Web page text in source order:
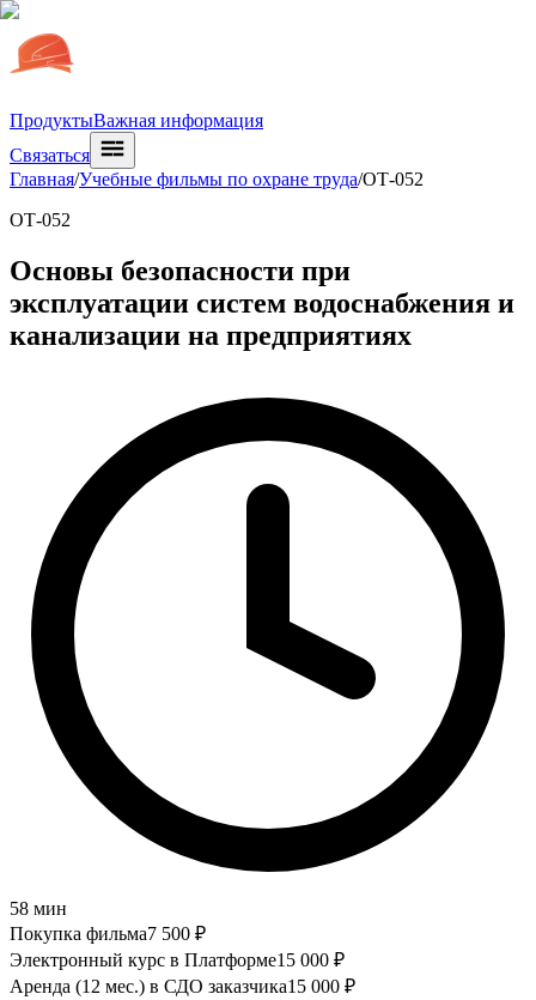
ПродуктыВажная информация
Связаться
Главная/Учебные фильмы по охране труда/ОТ-052
ОТ-052
Основы безопасности при
эксплуатации систем водоснабжения и
канализации на предприятиях
58 мин
Покупка фильма7 500 ₽
Электронный курс в Платформе15 000 ₽
Аренда (12 мес.) в СДО заказчика15 000 ₽